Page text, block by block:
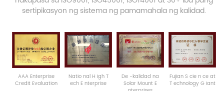
sertipikasyon ng sistema ng pamamahala ng kalidad.
AAAEnterprise
Credit Evaluation
NationalH ighT
echEnterprise
De -kalidad na
Solar MountE
FujianS cience at
TechnologyGiant